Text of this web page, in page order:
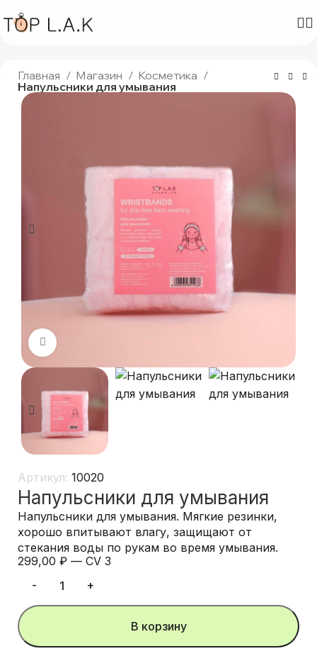
Главная Магазин
Косметика
Напульсники для умывания
Артикул:10020
Напульсники для умывания
Напульсники для умывания. Мягкие резинки,
хорошо впитывают влагу, защищают от
стекания воды по рукам во время умывания.
299,00₽ —CV 3
В корзину